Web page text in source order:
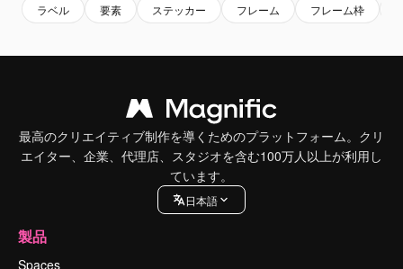
ラベル 要素 ステッカー フレーム フレーム枠
最高のクリエイティブ制作を導くためのプラットフォーム。クリ
エイター、企業、代理店、スタジオを含む100万人以上が利用し
ています。
日本語
製品
Spaces